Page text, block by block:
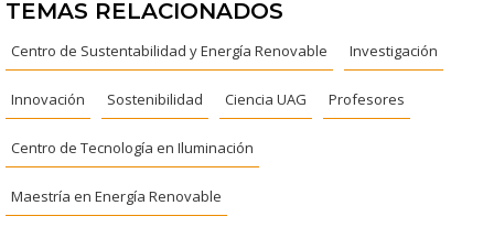
TEMAS RELACIONADOS
Centro de Sustentabilidad y Energía Renovable Investigación
Innovación Sostenibilidad Ciencia UAG Profesores
Centro de Tecnología en Iluminación
Maestría en Energía Renovable